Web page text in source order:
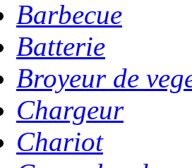
Barbecue
Batterie
Broyeur de
Chargeur
Chariot